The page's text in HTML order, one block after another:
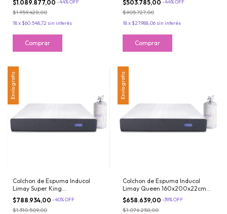
Espuma Inteligente
$1.089.877,00 -44%OFF
$1.959.428,00
18x $60.548,72 sin interés
$503.785,00 -44%OFF
$905.727,00
18x $27.988,06 sin interés
Envío gratis
Colchon de Espuma Inducol
Limay Super King
200x200x22cm Espuma de
Alta Densidad Enrollado
$788.934,00 -40%OFF
$1.310.509,00
Envío gratis
Colchon de Espuma Inducol
Limay Queen 160x200x22cm
Espuma de Alta Densidad
Enrollado
$658.639,00 -39%OFF
$1.076.258,00